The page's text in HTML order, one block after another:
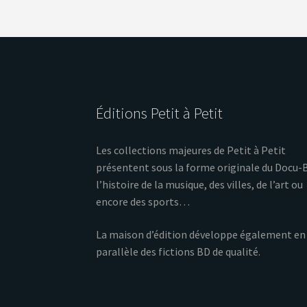
Éditions Petit à Petit
Les collections majeures de Petit à Petit
présentent sous la forme originale du Docu-
l’histoire de la musique, des villes, de l’art ou
encore des sports…
La maison d’édition développe également en
parallèle des fictions BD de qualité.